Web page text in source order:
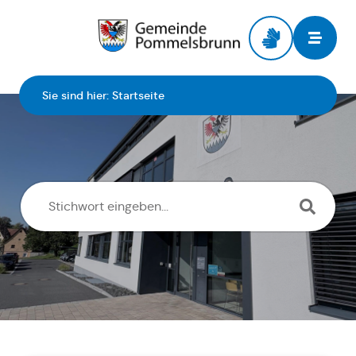
Sie sind hier: Startseite